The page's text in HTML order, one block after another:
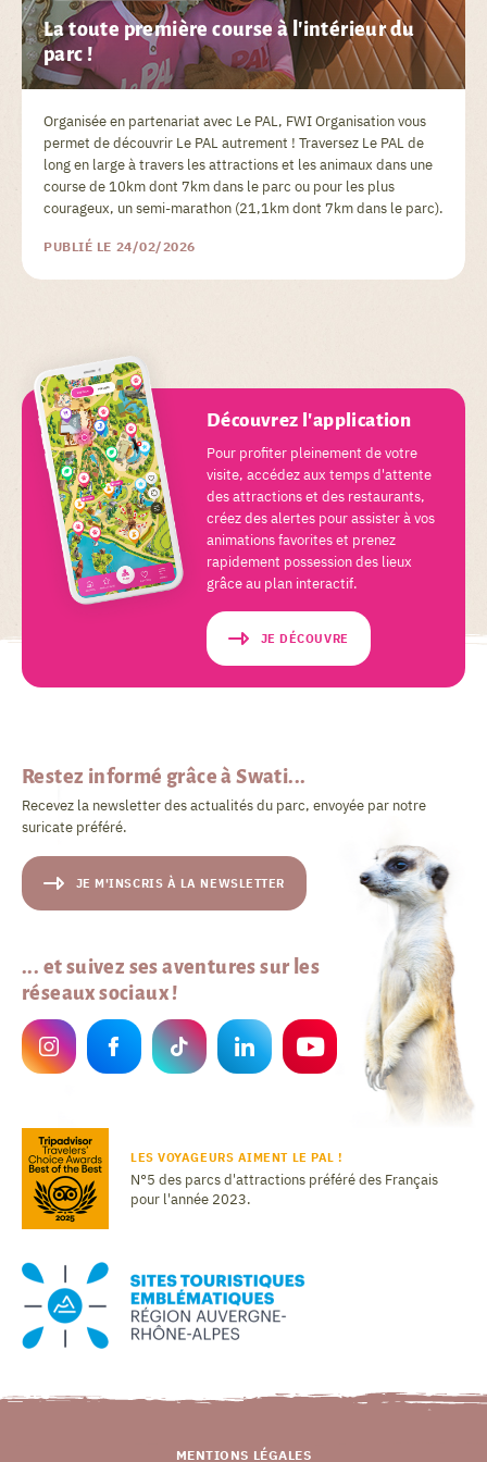
La toute première course à l'intérieur du
parc !
Organisée en partenariat avec Le PAL, FWI Organisation vous
permet de découvrir Le PAL autrement ! Traversez Le PAL de
long en large à travers les attractions et les animaux dans une
course de 10km dont 7km dans le parc ou pour les plus
courageux, un semi-marathon (21,1km dont 7km dans le parc).
PUBLIÉ LE 24/02/2026
Découvrez l'application
Pour profiter pleinement de votre
visite, accédez aux temps d'attente
des attractions et des restaurants,
créez des alertes pour assister à vos
animations favorites et prenez
rapidement possession des lieux
grâce au plan interactif.
JE DÉCOUVRE
Restez informé grâce à Swati...
Recevez la newsletter des actualités du parc, envoyée par notre
suricate préféré.
JE M'INSCRIS À LA NEWSLETTER
... et suivez ses aventures sur les
réseaux sociaux !
LES VOYAGEURS AIMENT LE PAL !
N°5 des parcs d'attractions préféré des Français
pour l'année 2023.
MENTIONS LÉGALES